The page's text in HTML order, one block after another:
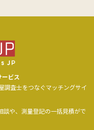
ビス
調査士をつなぐマッチングサイ
談や、測量登記の一括見積がで